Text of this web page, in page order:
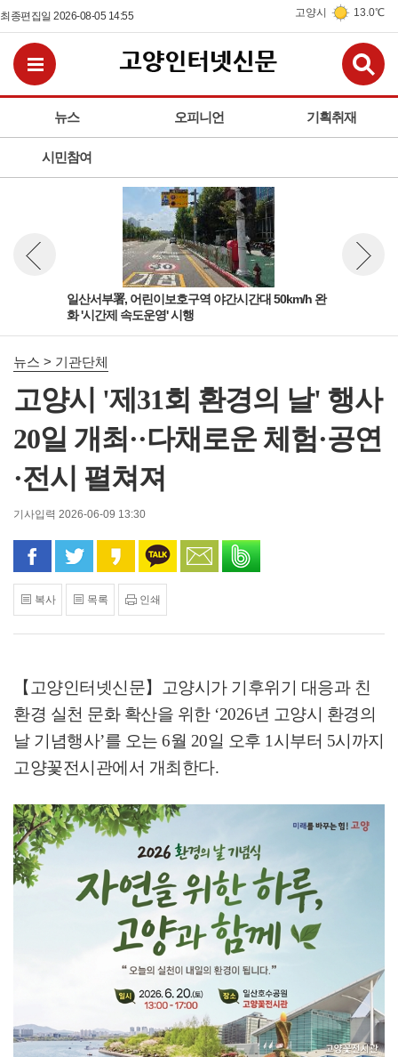
최종편집일 2026-08-05 14:55 고양시 13.0℃
뉴스 오피니언 기획취재
시민참여
전체메뉴보기
일산서부署, 어린이보호구역 야간시간대 50km/h 완
화 '시간제 속도운영' 시행
뉴스 이전보기
뉴스 > 기관단체
고양시 '제31회 환경의 날' 행사
20일 개최··다채로운 체험·공연
·전시 펼쳐져
기사입력 2026-06-09 13:30
페이스북으로 공유
트위터로 공유카카오 스토리로 공유
카카오톡으로 공유
문자로 공유
복사 목록 인쇄
【고양인터넷신문】
고양시가 기후위기 대응과 친
환경 실천 문화 확산을 위한 ‘2026년 고양시 환경의
날 기념행사’를 오는 6월 20일 오후 1 시부터 5시까지
고양꽃전시관에서 개최한다.